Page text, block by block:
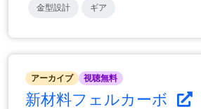
金型設計 ギア
アーカイブ 視聴無料
新材料フェルカーボ